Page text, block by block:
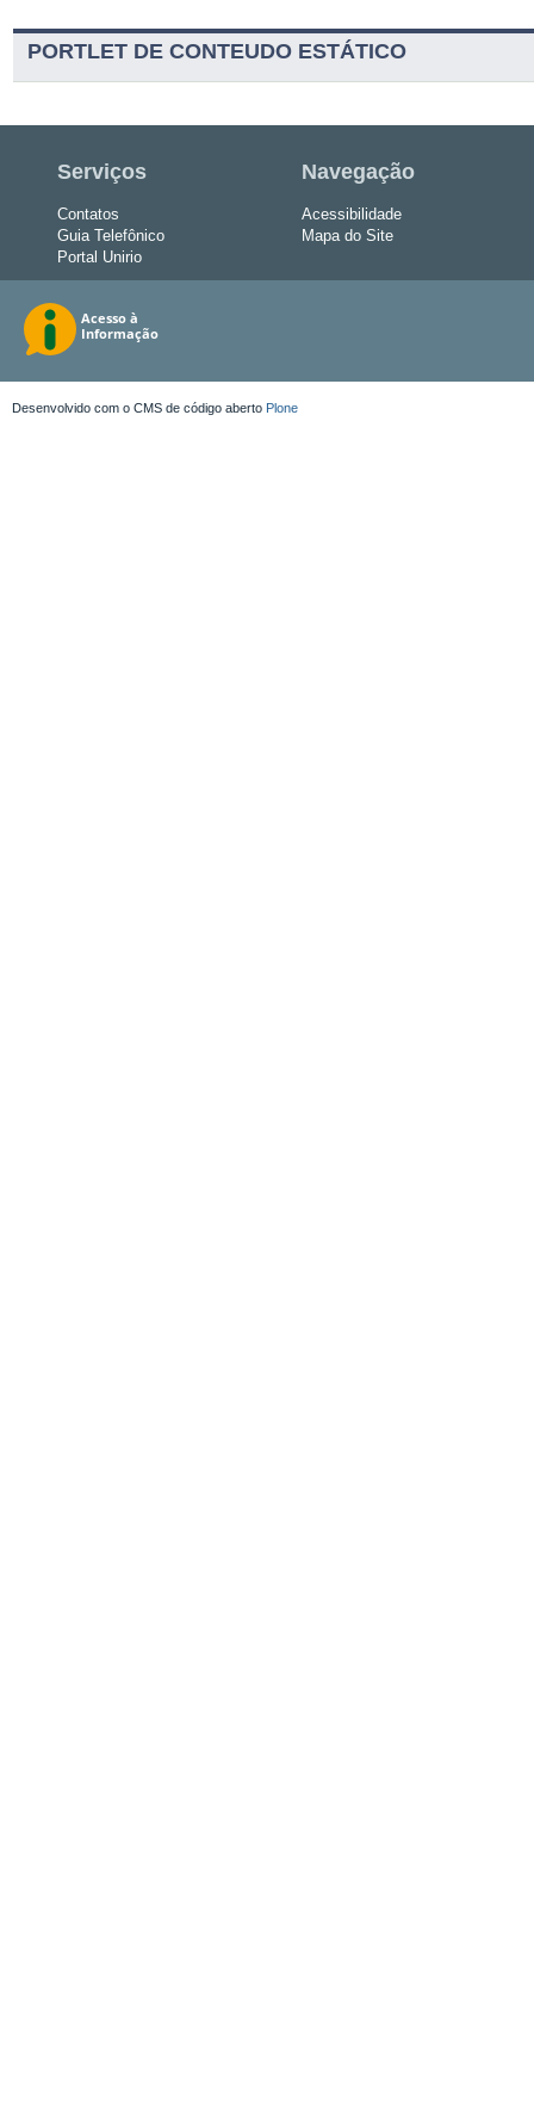
PORTLET DE CONTEUDO ESTÁTICO
Serviços
Contatos
Guia Telefônico
Portal Unirio
Navegação
Acessibilidade
Mapa do Site
Desenvolvido com o CMS de código aberto Plone